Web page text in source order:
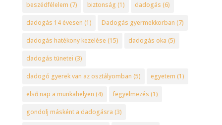
beszédfélelem (7) biztonság (1) dadogás (6)
dadogás 14 évesen (1) Dadogás gyermekkorban (7)
dadogás hatékony kezelése (15) dadogás oka (5)
dadogás tünetei (3)
dadogó gyerek van az osztályomban (5) egyetem (1)
első nap a munkahelyen (4) fegyelmezés (1)
gondolj másként a dadogásra (3)